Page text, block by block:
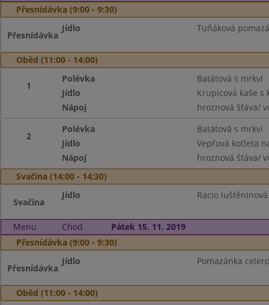
Přesnídávka (9:00 - 9:30)
Přesnídávka
Jídlo Tuňáková
Oběd (11:00 - 14:00)
1
Polévka
Batátová s mrkví
Jídlo
Krupicová kaše s
Nápoj
hroznová šťáva/
2
Polévka
Batátová s mrkví
Jídlo
Vepřová kotleta
Nápoj
hroznová šťáva/
Svačina (14:00 - 14:30)
Svačina
Jídlo Racio
Menu Chod
Pátek 15. 11. 2019
Přesnídávka (9:00 - 9:30)
Přesnídávka
Jídlo Pomazánka
Oběd (11:00 - 14:00)